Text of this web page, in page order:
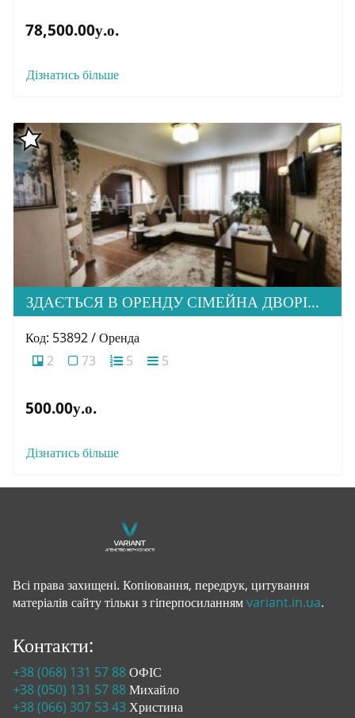
78,500.00у.о.
Дізнатись більше
ЗДАЄТЬСЯ В ОРЕНДУ СІМЕЙНА ДВОРІВНЕВА КВАРТИРА В М. УЖГОРОД
Код: 53892 / Оренда
2
73 5 5
500.00у.о.
Дізнатись більше
Всі права захищені. Копіювання, передрук, цитування
матеріалів сайту тільки з гіперпосиланнямvariant.in.ua.
Контакти:
+38 (068) 131 57 88ОФІС
+38 (050) 131 57 88Михайло
+38 (066) 307 53 43 Христина